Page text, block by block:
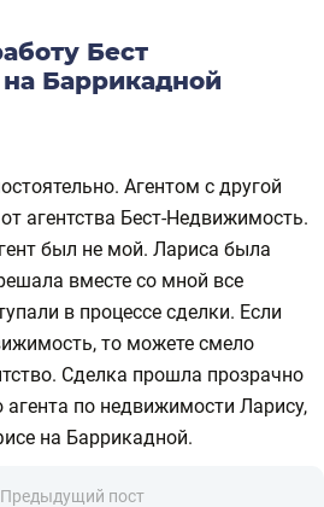
Бест
Баррикадной
Агентом с другой
агентства Бест-Недвижимость.
был не мой. Лариса была
вместе со мной все
в процессе сделки. Если
то можете смело
Сделка прошла прозрачно
по недвижимости Ларису,
на Баррикадной.
Предыдущий пост